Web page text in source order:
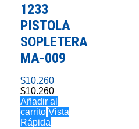
1233
PISTOLA
SOPLETERA
MA-009
$10.260
$10.260
Añadir al
carrito Vista
Rápida